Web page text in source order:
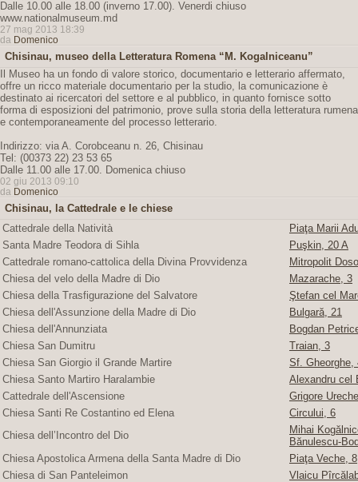
Dalle 10.00 alle 18.00 (inverno 17.00). Venerdi chiuso
www.nationalmuseum.md
27 mag 2013 18:39
da Domenico
Chisinau, museo della Letteratura Romena “M. Kogalniceanu”
Il Museo ha un fondo di valore storico, documentario e letterario affermato,
offre un ricco materiale documentario per la studio, la comunicazione è
destinato ai ricercatori del settore e al pubblico, in quanto fornisce sotto
forma di esposizioni del patrimonio, prove sulla storia della letteratura rumena
e contemporaneamente del processo letterario.
Indirizzo: via A. Corobceanu n. 26, Chisinau
Tel: (00373 22) 23 53 65
Dalle 11.00 alle 17.00. Domenica chiuso
02 giu 2013 09:10
da Domenico
Chisinau, la Cattedrale e le chiese
Cattedrale della Natività
Piaţa Marii
Santa Madre Teodora di Sihla
Puşkin, 20 A
Cattedrale romano-cattolica della Divina Provvidenza
Mitropolit
Chiesa del velo della Madre di Dio
Mazarache, 3
Chiesa della Trasfigurazione del Salvatore
Ştefan cel
Chiesa dell'Assunzione della Madre di Dio
Bulgară, 21
Chiesa dell'Annunziata
Bogdan
Chiesa San Dumitru
Traian, 3
Chiesa San Giorgio il Grande Martire
Sf. Gheorghe,
Chiesa Santo Martiro Haralambie
Alexandru cel
Cattedrale dell'Ascensione
Grigore
Chiesa Santi Re Costantino ed Elena
Circului, 6
Chiesa dell’Incontro del Dio
Mihai
Bănulescu-
Chiesa Apostolica Armena della Santa Madre di Dio
Piaţa Veche, 8
Chiesa di San Panteleimon
Vlaicu